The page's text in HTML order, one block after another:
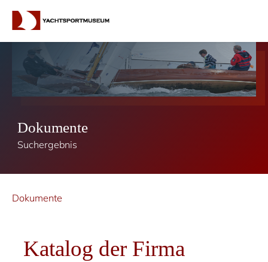
Dokumente
Suchergebnis
Dokumente
Katalog der Firma